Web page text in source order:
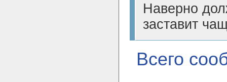
Наверно
заставит
Всего